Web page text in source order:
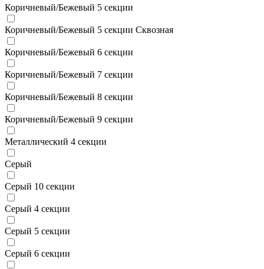
Коричневый/Бежевый 5 секции
Коричневый/Бежевый 5 секции Сквозная
Коричневый/Бежевый 6 секции
Коричневый/Бежевый 7 секции
Коричневый/Бежевый 8 секции
Коричневый/Бежевый 9 секции
Металлический 4 секции
Серый
Серый 10 секции
Серый 4 секции
Серый 5 секции
Серый 6 секции